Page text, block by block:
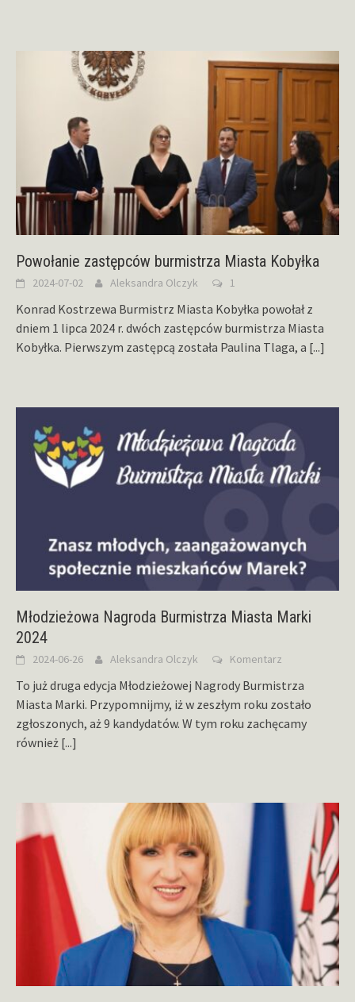
Powołanie zastępców burmistrza Miasta Kobyłka
2024-07-02 Aleksandra Olczyk 1
Konrad Kostrzewa Burmistrz Miasta Kobyłka powołał z
dniem 1 lipca 2024 r. dwóch zastępców burmistrza Miasta
Kobyłka. Pierwszym zastępcą została Paulina Tlaga, a [...]
Młodzieżowa Nagroda Burmistrza Miasta Marki
2024
2024-06-26 Aleksandra Olczyk Komentarz
To już druga edycja Młodzieżowej Nagrody Burmistrza
Miasta Marki. Przypomnijmy, iż w zeszłym roku zostało
zgłoszonych, aż 9 kandydatów. W tym roku zachęcamy
również [...]